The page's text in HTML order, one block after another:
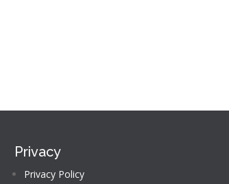
Privacy
Privacy Policy